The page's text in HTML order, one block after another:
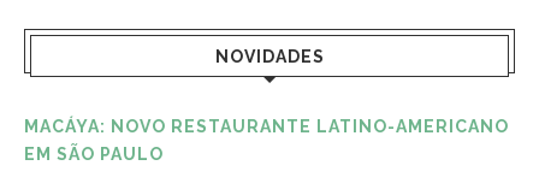
NOVIDADES
MACÁYA: NOVO RESTAURANTE LATINO-AMERICANO
EM SÃO PAULO